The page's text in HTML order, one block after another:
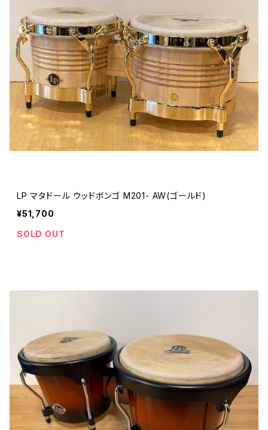
LP マタドール ウッドボンゴ M201- AW(ゴールド)
¥51,700
SOLD OUT